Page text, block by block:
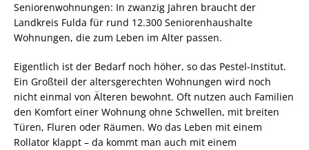
Seniorenwohnungen: In zwanzig Jahren braucht der
Landkreis Fulda für rund 12.300 Seniorenhaushalte
Wohnungen, die zum Leben im Alter passen.
Eigentlich ist der Bedarf noch höher, so das Pestel-Institut.
Ein Großteil der altersgerechten Wohnungen wird noch
nicht einmal von Älteren bewohnt. Oft nutzen auch Familien
den Komfort einer Wohnung ohne Schwellen, mit breiten
Türen, Fluren oder Räumen. Wo das Leben mit einem
Rollator klappt – da kommt man auch mit einem